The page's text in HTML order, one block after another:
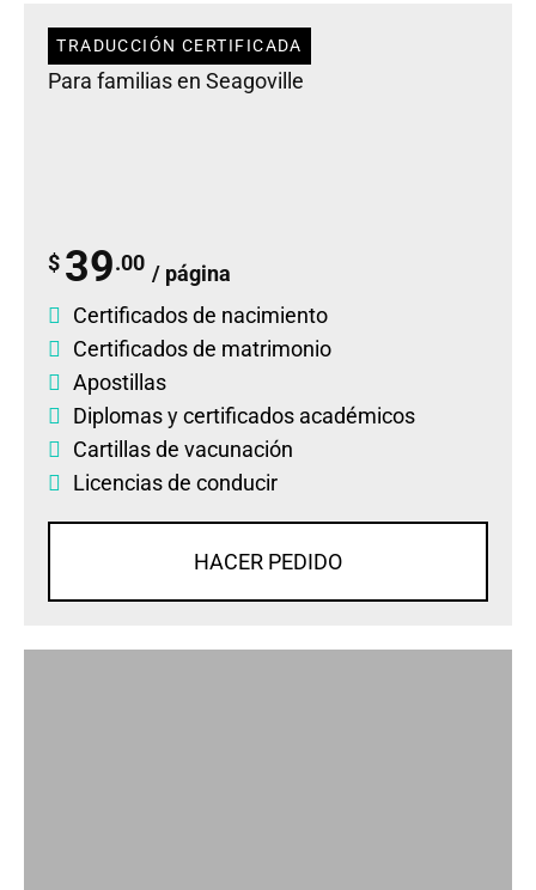
TRADUCCIÓN CERTIFICADA
Para familias en Seagoville
$ 39.00 / página
Certificados de nacimiento
Certificados de matrimonio
Apostillas
Diplomasycertificados académicos
Cartillas de vacunación
Licencias de conducir
HACER PEDIDO